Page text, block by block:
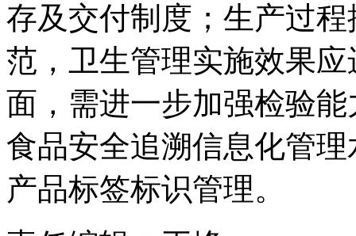
存及交付制度；生产过
范，卫生管理实施效果
面，需进一步加强检验
食品安全追溯信息化管
产品标签标识管理。